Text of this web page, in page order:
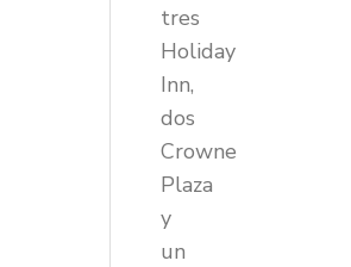
tres
Holiday
Inn,
dos
Crowne
Plaza
y
un